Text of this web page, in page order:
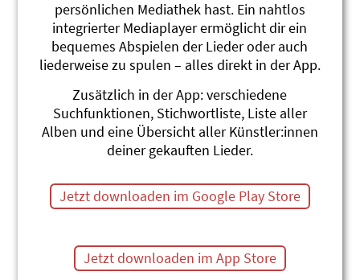
Ariana
Linard Bardill
Was i nid weiss, weiss mini Geiss
#Fahrrad #Gross - klein
Chilbibaane-Striit
Andrew Bond
Musizin
#Chilbi #Gross - klein #Streit
Kei Windle meh
Marius und die Jagdkapelle
I bruch gar kein Nuggi
persönlichen Mediathek hast. Ein nahtlos
integrierter Mediaplayer ermöglicht dir ein
bequemes Abspielen der Lieder oder auch
liederweise zu spulen – alles direkt in der App.
Zusätzlich in der App: verschiedene
Suchfunktionen, Stichwortliste, Liste aller
Alben und eine Übersicht aller Künstler:innen
deiner gekauften Lieder.
Jetzt downloaden im Google Play Store
Jetzt downloaden im App Store